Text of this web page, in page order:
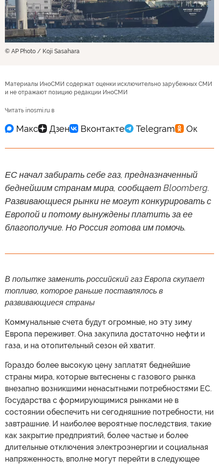
© AP Photo / Koji Sasahara
Материалы ИноСМИ содержат оценки исключительно зарубежных СМИ
и не отражают позицию редакции ИноСМИ
Читать inosmi.ru в
ЕС начал забирать себе газ, предназначенный
беднейшим странам мира, сообщает Bloomberg.
Развивающиеся рынки не могут конкурировать с
Европой и потому вынуждены платить за ее
благополучие. Но Россия готова им помочь.
В попытке заменить российский газ Европа скупает
топливо, которое раньше поставлялось в
развивающиеся страны
Коммунальные счета будут огромные, но эту зиму
Европа переживет. Она закупила достаточно нефти и
газа, и на отопительный сезон ей хватит.
Гораздо более высокую цену заплатят беднейшие
страны мира, которые вытеснены с газового рынка
внезапно возникшими ненасытными потребностями ЕС.
Государства с формирующимися рынками не в
состоянии обеспечить ни сегодняшние потребности, ни
завтрашние. И наиболее вероятные последствия, такие
как закрытие предприятий, более частые и более
длительные отключения электроэнергии и социальная
напряженность, вполне могут перейти в следующее